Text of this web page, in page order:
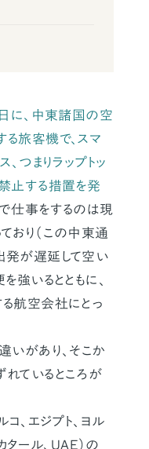
に、中東諸国の空
旅客機で、スマ
つまりラップトッ
止する措置を発
仕事をするのは現
おり（この中東通
発が遅延して空い
強いるとともに、
航空会社にとっ
いがあり、そこか
ているところが
、エジプト、ヨル
タール、UAE）の